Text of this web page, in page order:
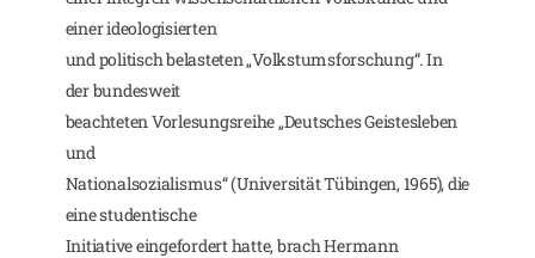
einer ideologisierten
und politisch belasteten „Volkstumsforschung“. In
der bundesweit
beachteten Vorlesungsreihe „Deutsches Geistesleben
und
Nationalsozialismus“ (Universität Tübingen, 1965), die
eine studentische
Initiative eingefordert hatte, brach Hermann